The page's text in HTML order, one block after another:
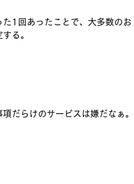
1回あったことで、大多数のお
る。
だらけのサービスは嫌だなぁ。